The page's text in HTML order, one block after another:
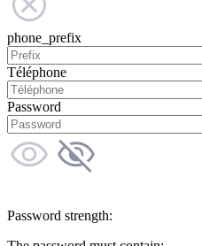
phone_prefix
Téléphone
Password
Password strength: